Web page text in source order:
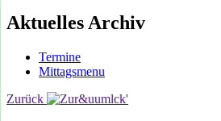
Aktuelles Archiv
Termine
Mittagsmenu
Zurück